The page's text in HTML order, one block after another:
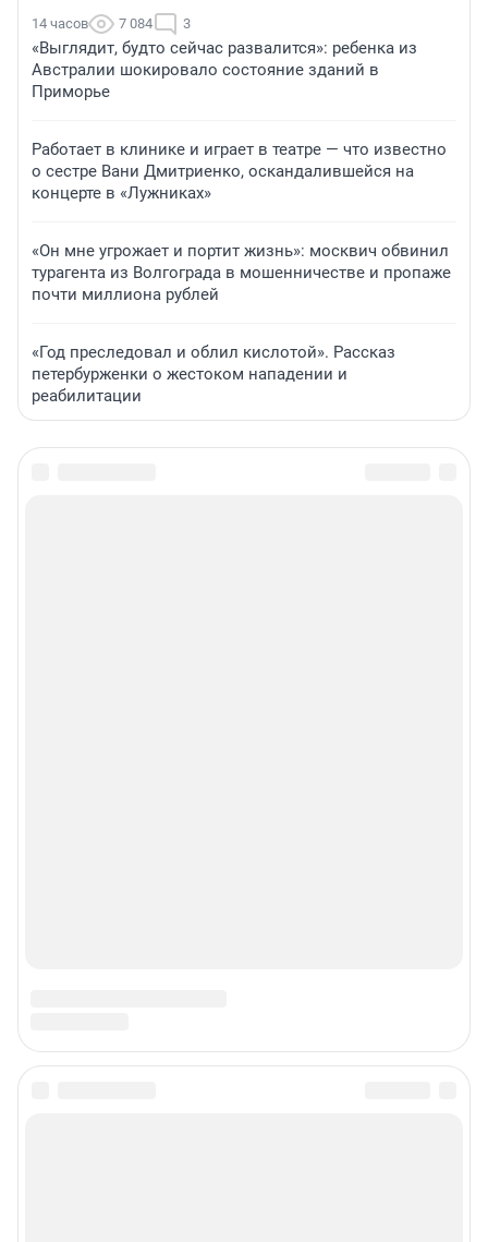
14 часов 7 084 3
«Выглядит, будто сейчас развалится»: ребенка из
Австралии шокировало состояние зданий в
Приморье
Работает в клинике и играет в театре — что известно
о сестре Вани Дмитриенко, оскандалившейся на
концерте в «Лужниках»
«Он мне угрожает и портит жизнь»: москвич обвинил
турагента из Волгограда в мошенничестве и пропаже
почти миллиона рублей
«Год преследовал и облил кислотой». Рассказ
петербурженки о жестоком нападении и
реабилитации